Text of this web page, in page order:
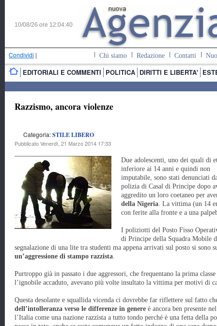
10/08/26 ore 12:04:41
Condividi | Chi siamo Redazione Contatti
EDITORIALI E COMMENTI POLITICA DIRITTI E LIBERTA'
Razzismo, ancora violenze
Categoria:STILE LIBERO
Pubblicato Venerdì, 21 Marzo 2014 17:33
Due adolescenti, uno dei quali di
inferiore ai 14 anni e quindi non
imputabile, sono stati denunciati
polizia di Casal di Principe dopo
aggredito un loro coetaneo per
della Nigeria. La vittima (un 14
con ferite alla fronte e a una
I poliziotti del Posto Fisso
di Principe della Squadra Mobile
segnalazione di una lite tra studenti ma appena arrivati sul posto si sono
un’aggressione di stampo razzista.
Purtroppo già in passato i due aggressori, che frequentano la prima
l’ignobile accaduto, avevano più volte insultato la vittima per motivi di
Questa desolante e squallida vicenda ci dovrebbe far riflettere sul fatto
dell’intolleranza verso le differenze in genere è ancora ben presente
l’Italia come una nazione razzista a tutto tondo perché è una fetta della